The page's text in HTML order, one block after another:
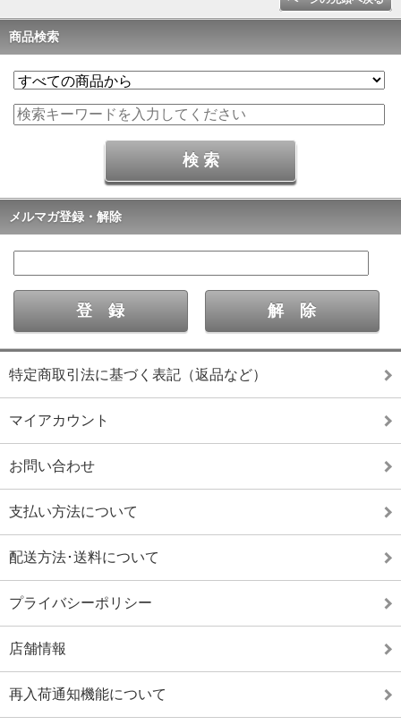
商品検索
メルマガ登録・解除
特定商取引法に基づく表記（返品など）
マイアカウント
お問い合わせ
支払い方法について
配送方法･送料について
プライバシーポリシー
店舗情報
再入荷通知機能について